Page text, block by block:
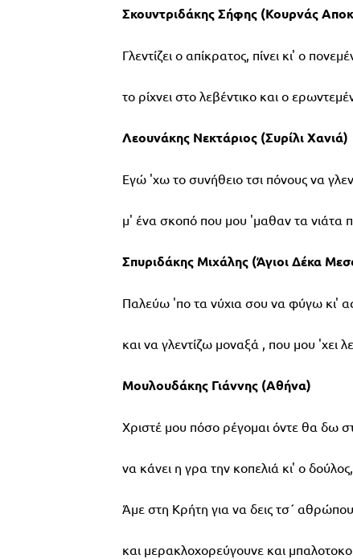
Σκουντριδάκης Σήφης (Κουρνάς
Γλεντίζει ο απίκρατος, πίνει κι' ο
το ρίχνει στο λεβέντικο και ο
Λεουνάκης Νεκτάριος (Συρίλι Χανιά)
Εγώ 'χω το συνήθειο τσι πόνους να
μ' ένα σκοπό που μου 'μαθαν τα νιάτα
Σπυριδάκης Μιχάλης (Άγιοι Δέκα
Παλεύω 'πο τα νύχια σου να φύγω κι'
και να γλεντίζω μοναξά , που μου 'χει
Μουλουδάκης Γιάννης (Αθήνα)
Χριστέ μου πόσο ρέγομαι όντε θα δω
να κάνει η γρα την κοπελιά κι' ο
Άμε στη Κρήτη για να δεις τσ΄
και μερακλοχορεύγουνε και